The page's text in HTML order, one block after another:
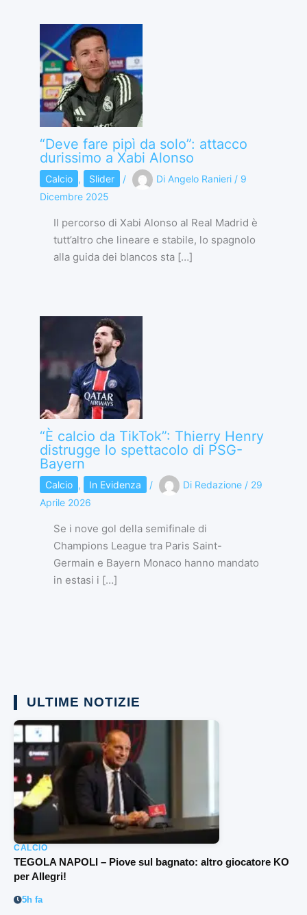
“Deve fare pipì da solo”: attacco
durissimo a Xabi Alonso
Calcio , Slider / Di Angelo Ranieri / 9
Dicembre 2025
Il percorso di Xabi Alonso al Real Madrid è
tutt’altro che lineare e stabile, lo spagnolo
alla guida dei blancos sta […]
“È calcio da TikTok”: Thierry Henry
distrugge lo spettacolo di PSG-
Bayern
Calcio , In Evidenza / Di Redazione / 29
Aprile 2026
Se i nove gol della semifinale di
Champions League tra Paris Saint-
Germain e Bayern Monaco hanno mandato
in estasi i […]
ULTIME NOTIZIE
CALCIO
TEGOLA NAPOLI – Piove sul bagnato: altro giocatore KO
per Allegri!
5h fa